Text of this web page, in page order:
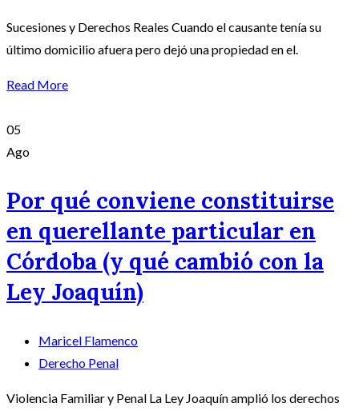
Sucesiones y Derechos Reales Cuando el causante tenía su
último domicilio afuera pero dejó una propiedad en el.
Read More
05
Ago
Por qué conviene constituirse
en querellante particular en
Córdoba (y qué cambió con la
Ley Joaquín)
Maricel Flamenco
Derecho Penal
Violencia Familiar y Penal La Ley Joaquín amplió los derechos